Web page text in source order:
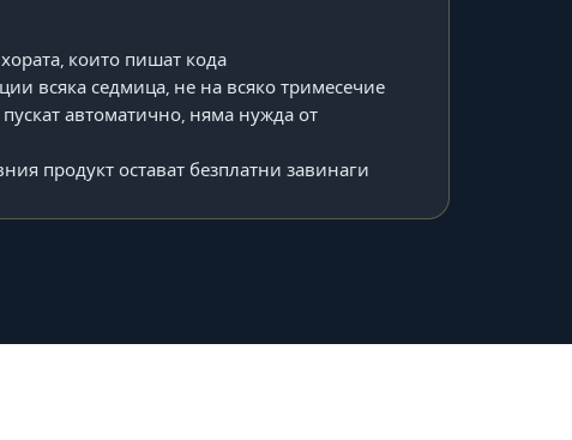
които пишат кода
всяка седмица, не на всяко тримесечие
автоматично, няма нужда от
продукт остават безплатни завинаги